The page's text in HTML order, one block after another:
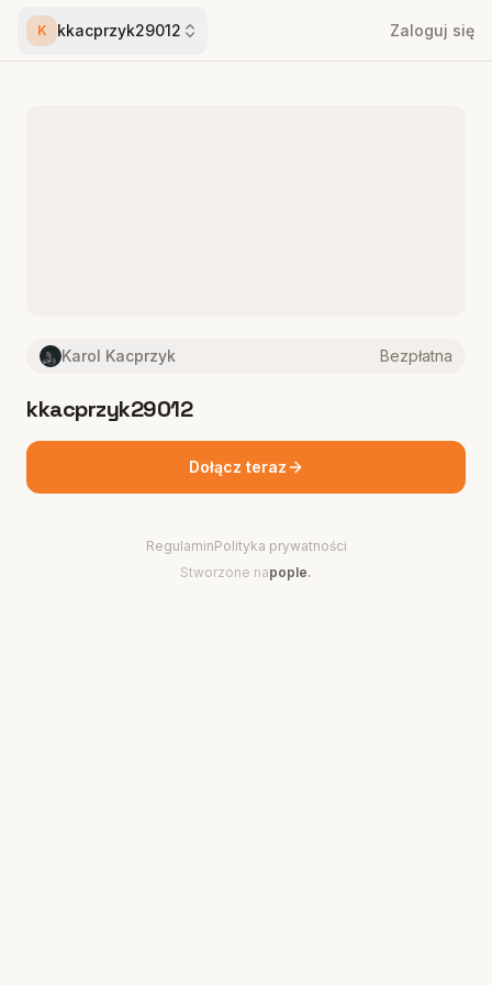
K kkacprzyk29012 Zaloguj się
Karol Kacprzyk Bezpłatna
kkacprzyk29012
Dołącz teraz
RegulaminPolityka prywatności
Stworzone napople.